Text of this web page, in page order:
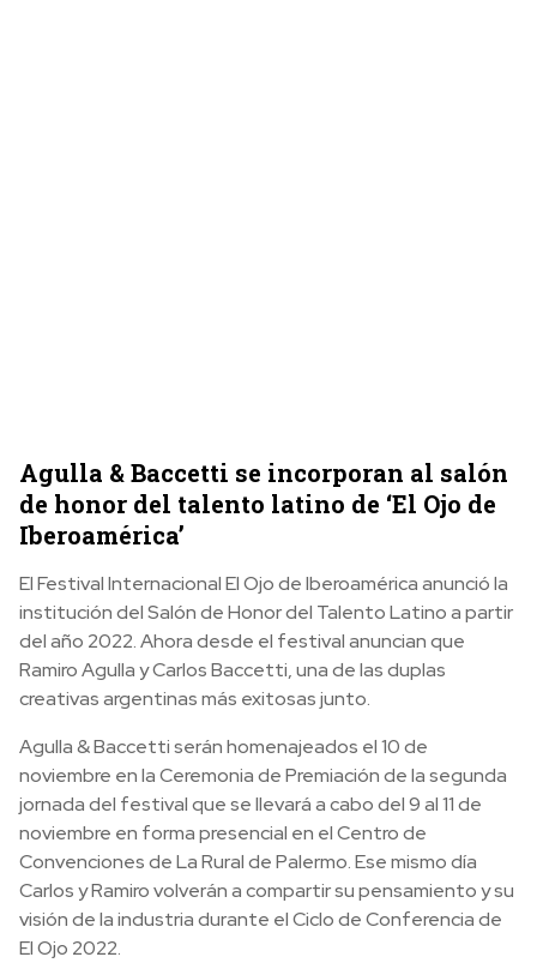
Agulla & Baccetti se incorporan al salón
de honor del talento latino de ‘El Ojo de
Iberoamérica’
El Festival Internacional El Ojo de Iberoamérica anunció la
institución del Salón de Honor del Talento Latino a partir
del año 2022. Ahora desde el festival anuncian que
Ramiro Agulla y Carlos Baccetti, una de las duplas
creativas argentinas más exitosas junto.
Agulla & Baccetti serán homenajeados el 10 de
noviembre en la Ceremonia de Premiación de la segunda
jornada del festival que se llevará a cabo del 9 al 11 de
noviembre en forma presencial en el Centro de
Convenciones de La Rural de Palermo. Ese mismo día
Carlos y Ramiro volverán a compartir su pensamiento y su
visión de la industria durante el Ciclo de Conferencia de
El Ojo 2022.